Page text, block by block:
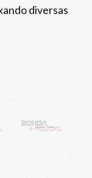
diversas